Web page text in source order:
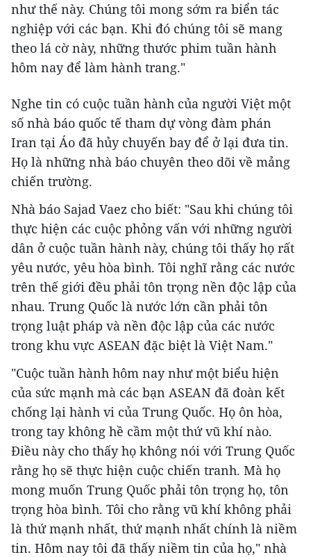
như thế này. Chúng tôi mong sớm ra biển tác
nghiệp với các bạn. Khi đó chúng tôi sẽ mang
theo lá cờ này, những thước phim tuần hành
hôm nay để làm hành trang."
Nghe tin có cuộc tuần hành của người Việt một
số nhà báo quốc tế tham dự vòng đàm phán
Iran tại Áo đã hủy chuyến bay để ở lại đưa tin.
Họ là những nhà báo chuyên theo dõi về mảng
chiến trường.
Nhà báo Sajad Vaez cho biết: "Sau khi chúng tôi
thực hiện các cuộc phỏng vấn với những người
dân ở cuộc tuần hành này, chúng tôi thấy họ rất
yêu nước, yêu hòa bình. Tôi nghĩ rằng các nước
trên thế giới đều phải tôn trọng nền độc lập của
nhau. Trung Quốc là nước lớn cần phải tôn
trọng luật pháp và nền độc lập của các nước
trong khu vực ASEAN đặc biệt là Việt Nam."
"Cuộc tuần hành hôm nay như một biểu hiện
của sức mạnh mà các bạn ASEAN đã đoàn kết
chống lại hành vi của Trung Quốc. Họ ôn hòa,
trong tay không hề cầm một thứ vũ khí nào.
Điều này cho thấy họ không nói với Trung Quốc
rằng họ sẽ thực hiện cuộc chiến tranh. Mà họ
mong muốn Trung Quốc phải tôn trọng họ, tôn
trọng hòa bình. Tôi cho rằng vũ khí không phải
là thứ mạnh nhất, thứ mạnh nhất chính là niềm
tin. Hôm nay tôi đã thấy niềm tin của họ," nhà